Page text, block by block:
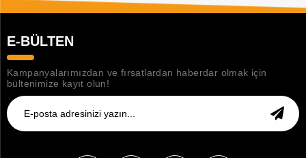
E-BÜLTEN
Kampanyalarımızdan ve fırsatlardan haberdar olmak için
bültenimize kayıt olun!